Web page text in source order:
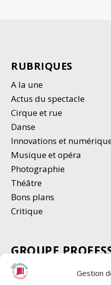
Gestion
RUBRIQUES
A la une
Actus du spectacle
Cirque et rue
Danse
Innovations et
Musique et opéra
Photographie
Théâtre
Bons plans
Critique
GROUPE
Chèque Intermittents